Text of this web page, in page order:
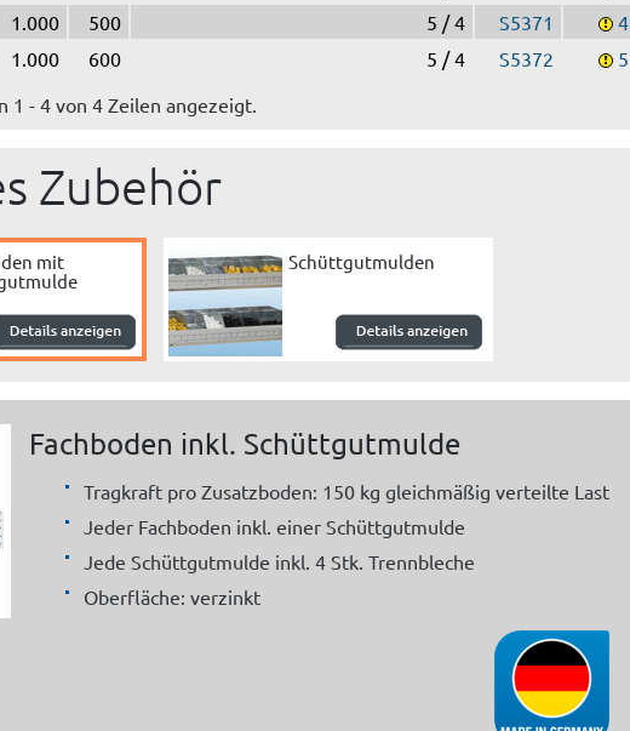
1.000 500 5 / 4 S5371
1.000 600 5 / 4 S5372
1 - 4 von 4 Zeilen angezeigt.
Zubehör
mit
Schüttgutmulden
Fachboden inkl. Schüttgutmulde
Tragkraft pro Zusatzboden: 150 kg gleichmäßig verteilte Last
Jeder Fachboden inkl. einer Schüttgutmulde
Jede Schüttgutmulde inkl. 4 Stk. Trennbleche
Oberfläche: verzinkt